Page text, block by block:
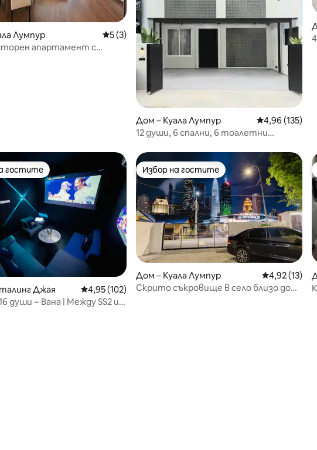
5, 26 отзива
Лумпур Средна оценка: 5 от 5, 3 отзива
5 (3)
апартамент с
Дом – Куала Лумпур Средна
4,96 (135)
12 души, 6 спални, 6 тоалетни
гостите
гостите
Джая Средна оценка: 4,95 от 5, 102 отзива
4,95 (102)
души ~ Вана | Между SS2 и
Избор на гостите
Избор на гостите
Дом – Куала Лумпур Средна
4,92 (13)
Скрито съкровище в село близо до